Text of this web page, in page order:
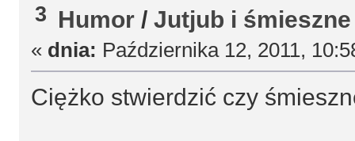
3 Humor /Jutjub i
« dnia: Października 12, 2011,
Ciężko stwierdzić czy